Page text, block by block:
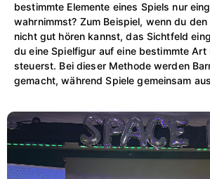
bestimmte Elemente eines Spiels nur
wahrnimmst? Zum Beispiel, wenn du den
nicht gut hören kannst, das Sichtfeld
du eine Spielfigur auf eine bestimmte Art
steuerst. Bei dieser Methode werden
gemacht, während Spiele gemeinsam